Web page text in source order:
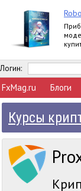
Логин:
FxMag.ru Блоги
Курсы